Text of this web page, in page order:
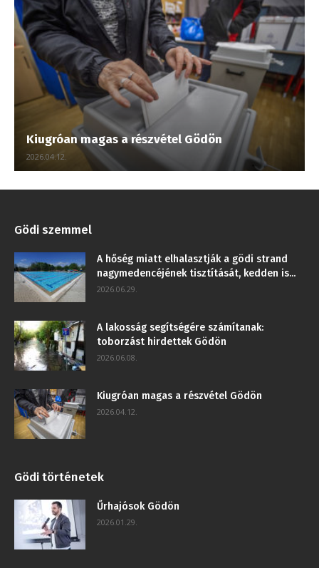
Kiugróan magas a részvétel Gödön
2026.04.12.
Gödi szemmel
A hőség miatt elhalasztják a gödi strand
nagymedencéjének tisztítását, kedden is...
2026.06.29.
A lakosság segítségére számítanak:
toborzást hirdettek Gödön
2026.06.08.
Kiugróan magas a részvétel Gödön
2026.04.12.
Gödi történetek
Űrhajósok Gödön
2026.01.29.